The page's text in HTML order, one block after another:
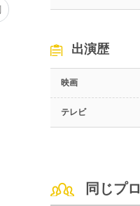
出演歴
映画
テレビ
同じプ